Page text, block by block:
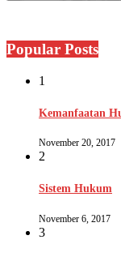
Popular Posts
1
Kemanfaatan
November 20, 2017
2
Sistem Hukum
November 6, 2017
3